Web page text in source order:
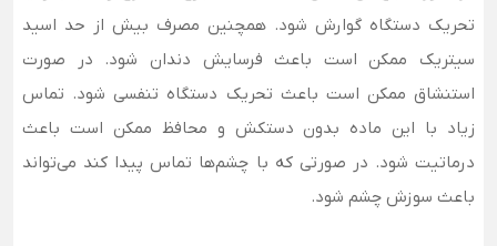
تحریک دستگاه گوارش شود. همچنین مصرف بیش از حد اسید
سیتریک ممکن است باعث فرسایش دندان شود. در صورت
استنشاق ممکن است باعث تحریک دستگاه تنفسی شود. تماس
زیاد با این ماده بدون دستکش و محافظ ممکن است باعث
درماتیت شود. در صورتی که با چشم‌ها تماس پیدا کند می‌تواند
باعث سوزش چشم شود.